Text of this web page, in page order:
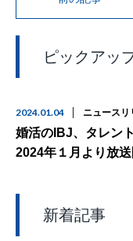
ピックアッ
2024.01.04 ニュースリ
婚活のIBJ、タレン
2024年１月より放送
新着記事